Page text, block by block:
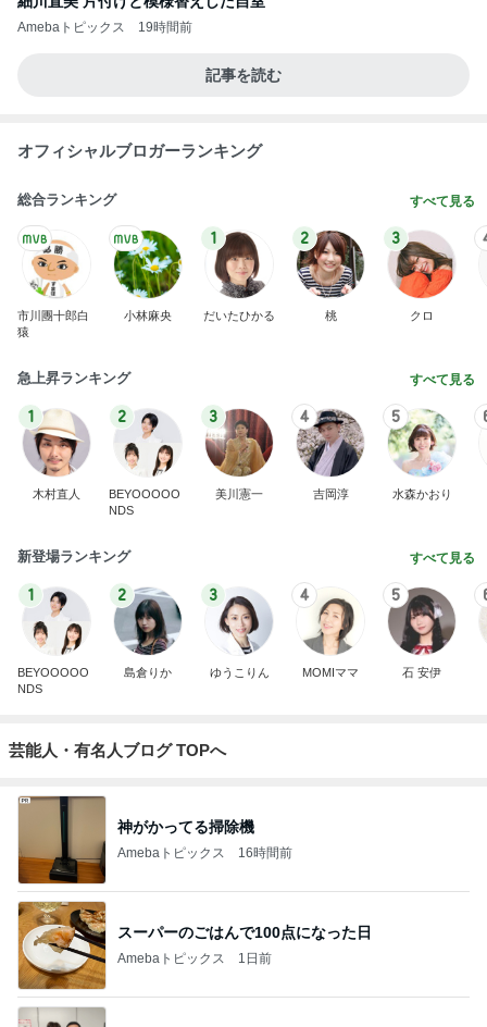
Amebaトピックス 19時間前
記事を読む
オフィシャルブロガーランキング
総合ランキング すべて見る
市川團十郎白
猿
小林麻央
1
だいたひかる
2
桃
3
クロ
急上昇ランキング すべて見る
1
木村直人
2
BEYOOOOO
NDS
3
美川憲一
4
吉岡淳
5
水森かおり
新登場ランキング すべて見る
1
BEYOOOOO
NDS
2
島倉りか
3
ゆうこりん
4
MOMIママ
5
石 安伊
芸能人・有名人ブログ TOPへ
神がかってる掃除機
Amebaトピックス 16時間前
スーパーのごはんで100点になった日
Amebaトピックス 1日前